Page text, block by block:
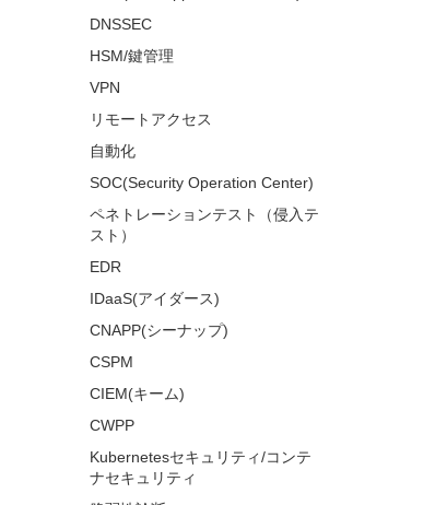
DNSSEC
HSM/鍵管理
VPN
リモートアクセス
自動化
SOC(Security Operation Center)
ペネトレーションテスト（侵入テ
スト）
EDR
IDaaS(アイダース)
CNAPP(シーナップ)
CSPM
CIEM(キーム)
CWPP
Kubernetesセキュリティ/コンテ
ナセキュリティ